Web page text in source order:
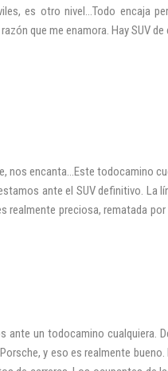
es otro nivel…Todo encaja
que me enamora. Hay SUV
encanta…Este todocamino
ante el SUV definitivo.
preciosa, rematada
un todocamino
y eso es realmente